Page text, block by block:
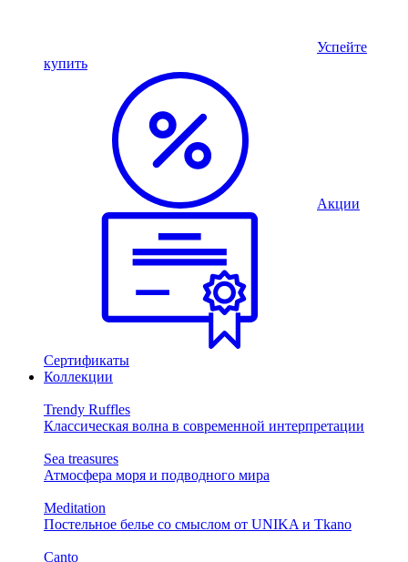
Успейте
купить
Акции
Сертификаты
Коллекции
Trendy Ruffles
Классическая волна в современной интерпретации
Sea treasures
Атмосфера моря и подводного мира
Meditation
Постельное белье со смыслом от UNIKA и Tkano
Canto